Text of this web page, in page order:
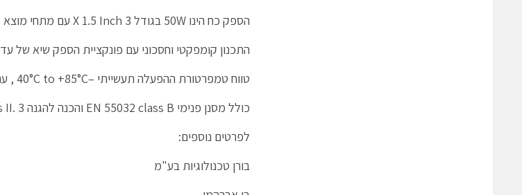
הספק כח הינו 50W בגודל 3 X 1.5 Inch עם מתחי מוצא VDC5,12,15,24,36,48,53
התכנון קומפקטי וחסכוני עם פונקציית הספק שיא של עד 140% ובידוד מחוזק קלט/פלט 3000VAC.
טווח טמפרטורת ההפעלה תעשייתי –40°C to +85°C , עם יעילות גבוהה עד 93%.
כולל מסנן פנימי EN 55032 class B והכנה להגנה class II. 3 שנים אחריות.
לפרטים נוספים:
בורן טכנולוגיות בע"מ